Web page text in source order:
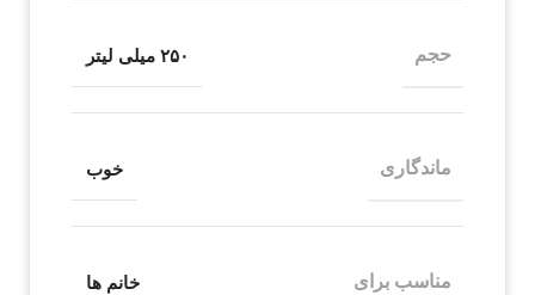
حجم ۲۵۰ میلی لیتر
ماندگاری خوب
مناسب برای خانم ها